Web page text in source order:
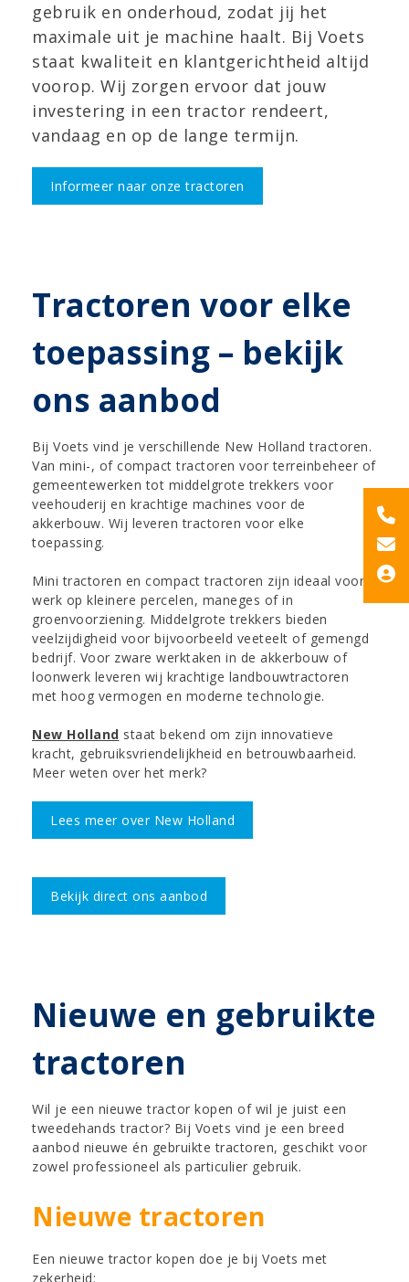
gebruik en onderhoud, zodat jij het
maximale uit je machine haalt. Bij Voets
staat kwaliteit en klantgerichtheid altijd
voorop. Wij zorgen ervoor dat jouw
investering in een tractor rendeert,
vandaag en op de lange termijn.
Informeer naar onze tractoren
Tractoren voor elke
toepassing – bekijk
ons aanbod
Bij Voets vind je verschillende New Holland tractoren.
Van mini-, of compact tractoren voor terreinbeheer of
gemeentewerken tot middelgrote trekkers voor
veehouderij en krachtige machines voor de
akkerbouw. Wij leveren tractoren voor elke
toepassing.
Mini tractoren en compact tractoren zijn ideaal voor
werk op kleinere percelen, maneges of in
groenvoorziening. Middelgrote trekkers bieden
veelzijdigheid voor bijvoorbeeld veeteelt of gemengd
bedrijf. Voor zware werktaken in de akkerbouw of
loonwerk leveren wij krachtige landbouwtractoren
met hoog vermogen en moderne technologie.
New Holland staat bekend om zijn innovatieve
kracht, gebruiksvriendelijkheid en betrouwbaarheid.
Meer weten over het merk?
Lees meer over New Holland
Bekijk direct ons aanbod
Nieuwe en gebruikte
tractoren
Wil je een nieuwe tractor kopen of wil je juist een
tweedehands tractor? Bij Voets vind je een breed
aanbod nieuwe én gebruikte tractoren, geschikt voor
zowel professioneel als particulier gebruik.
Nieuwe tractoren
Een nieuwe tractor kopen doe je bij Voets met
zekerheid: